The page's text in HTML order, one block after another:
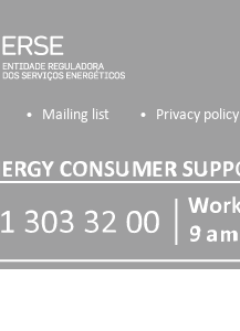
Mailing list Privacy policy